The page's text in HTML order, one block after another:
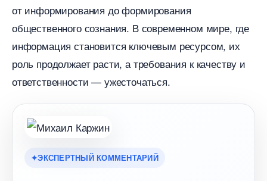
от информирования до формирования
общественного сознания. В современном мире, где
информация становится ключевым ресурсом, их
роль продолжает расти, а требования к качеству и
ответственности — ужесточаться.
ЭКСПЕРТНЫЙ КОММЕНТАРИЙ